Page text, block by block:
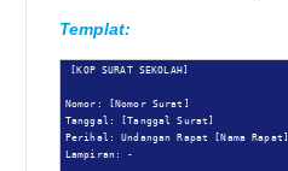
Templat:
[KOP SURAT SEKOLAH]
Nomor: [Nomor Surat]
Tanggal: [Tanggal Surat]
Perihal: Undangan Rapat [Nama Rapat]
Lampiran: -